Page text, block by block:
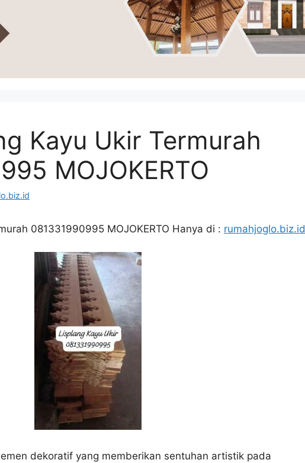
Kayu Ukir Termurah
MOJOKERTO
081331990995 MOJOKERTO Hanya di : rumahjoglo.biz.id
dekoratif yang memberikan sentuhan artistik pada